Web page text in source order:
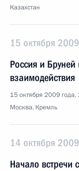
Казахстан
15 октября
Россия и
взаимодействия
15 октября 2009
Москва, Кремль
14 октября
Начало встречи